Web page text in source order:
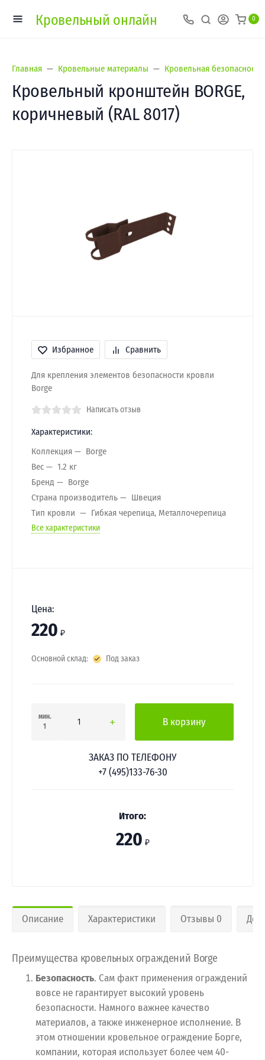
Кровельный онлайн 0
Главная Кровельные материалы Кровельная безопасность
Кровельный кронштейн BORGE,
коричневый (RAL 8017)
Избранное Сравнить
Для крепления элементов безопасности кровли
Borge
Написать отзыв
Характеристики:
Коллекция
Borge
Вес
1.2 кг
Бренд
Borge
Страна производитель
Швеция
Тип кровли
Гибкая черепица, Металлочерепица
Все характеристики
Цена:
220 ₽
Основной склад: Под заказ
мин.
1
В корзину
ЗАКАЗ ПО ТЕЛЕФОНУ
+7 (495)133-76-30
Итого:
220 ₽
Описание Характеристики Отзывы 0
Преимущества кровельных ограждений Borge
Безопасность. Сам факт применения ограждений
вовсе не гарантирует высокий уровень
безопасности. Намного важнее качество
материалов, а также инженерное исполнение. В
этом отношении кровельное ограждение Борге,
компании, которая использует более чем 40-